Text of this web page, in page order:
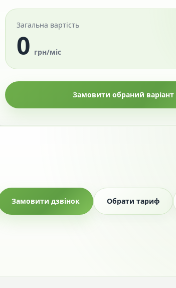
Загальна вартість
0 грн/міс
Замовити обраний варіант
Замовити дзвінок Обрати тариф